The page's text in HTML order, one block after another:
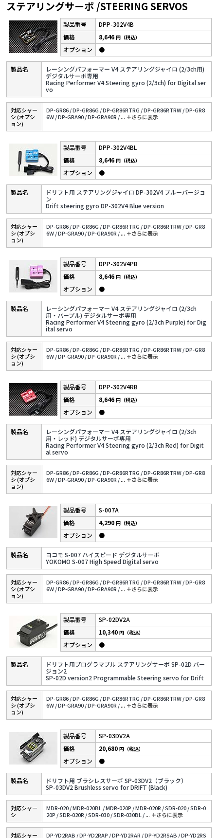
ステアリングサーボ /STEERING SERVOS
DPP-302V4B
レーシングパフォーマー V4 ステアリングジャイロ (2/3ch用)
デジタルサーボ専用
Racing Performer V4 Steering gyro (2/3ch) for Digital ser
vo
8,646円（税込）
●
対応シャー
シ (オプシ
ョン)
DP-GR86 /DP-GR86G /DP-GR86RTRG /DP-GR86RTRW /DP-GR8
6W /DP-GRA90 /DP-GRA90R /... ＋さらに表⽰
DPP-302V4BL
ドリフト用 ステアリングジャイロ DP-302V4 ブルーバージョ
ン
Drift steering gyro DP-302V4 Blue version
8,646円（税込）
●
対応シャー
シ (オプシ
ョン)
DP-GR86 /DP-GR86G /DP-GR86RTRG /DP-GR86RTRW /DP-GR8
6W /DP-GRA90 /DP-GRA90R /... ＋さらに表⽰
DPP-302V4PB
レーシングパフォーマー V4 ステアリングジャイロ (2/3ch
用・パープル) デジタルサーボ専用
Racing Performer V4 Steering gyro (2/3ch Purple) for Dig
ital servo
8,646円（税込）
●
対応シャー
シ (オプシ
ョン)
DP-GR86 /DP-GR86G /DP-GR86RTRG /DP-GR86RTRW /DP-GR8
6W /DP-GRA90 /DP-GRA90R /... ＋さらに表⽰
DPP-302V4RB
レーシングパフォーマー V4 ステアリングジャイロ (2/3ch
用・レッド) デジタルサーボ専用
Racing Performer V4 Steering gyro (2/3ch Red) for Digit
al servo
8,646円（税込）
●
対応シャー
シ (オプシ
ョン)
DP-GR86 /DP-GR86G /DP-GR86RTRG /DP-GR86RTRW /DP-GR8
6W /DP-GRA90 /DP-GRA90R /... ＋さらに表⽰
S-007A
ヨコモ S-007 ハイスピード デジタルサーボ
YOKOMO S-007 High Speed Digital servo
4,290円（税込）
●
対応シャー
シ (オプシ
ョン)
DP-GR86 /DP-GR86G /DP-GR86RTRG /DP-GR86RTRW /DP-GR8
6W /DP-GRA90 /DP-GRA90R /... ＋さらに表⽰
SP-02DV2A
ドリフト用プログラマブル ステアリングサーボ SP-02D バー
ジョン2
SP-02D version2 Programmable Steering servo for Drift
10,340円（税込）
●
対応シャー
シ (オプシ
ョン)
DP-GR86 /DP-GR86G /DP-GR86RTRG /DP-GR86RTRW /DP-GR8
6W /DP-GRA90 /DP-GRA90R /... ＋さらに表⽰
SP-03DV2A
ドリフト用 ブラシレスサーボ SP-03DV2（ブラック）
SP-03DV2 Brushless servo for DRIFT (Black)
20,680円（税込）
●
対応シャー
シ
MDR-020 /MDR-020BL /MDR-020P /MDR-020R /SDR-020 /SDR-0
20P /SDR-020R /SDR-030 /SDR-030BL /... ＋さらに表⽰
対応シャー
DP-YD2RAB /DP-YD2RAP /DP-YD2RAR /DP-YD2RSAB /DP-YD2RS